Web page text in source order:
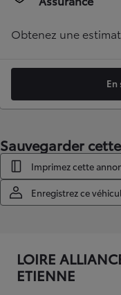
Assurance
Obtenez une
En
Sauvegarder
Imprimez cette
Enregistrez ce
LOIRE
ETIENNE